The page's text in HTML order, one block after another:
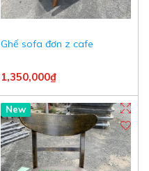
Ghế sofa đơn z cafe
1,350,000₫
New